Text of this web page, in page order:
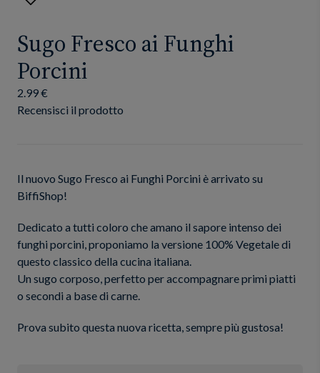
Sugo Fresco ai Funghi
Porcini
2.99 €
Recensisci il prodotto
Il nuovo Sugo Fresco ai Funghi Porcini è arrivato su
BiffiShop!
Dedicato a tutti coloro che amano il sapore intenso dei
funghi porcini, proponiamo la versione 100% Vegetale di
questo classico della cucina italiana.
Un sugo corposo, perfetto per accompagnare primi piatti
o secondi a base di carne.
Prova subito questa nuova ricetta, sempre più gustosa!